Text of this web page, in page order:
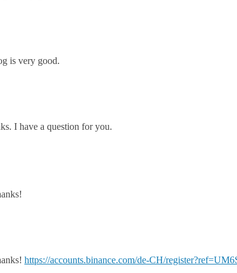
is very good.
I have a question for you.
https://accounts.binance.com/de-CH/